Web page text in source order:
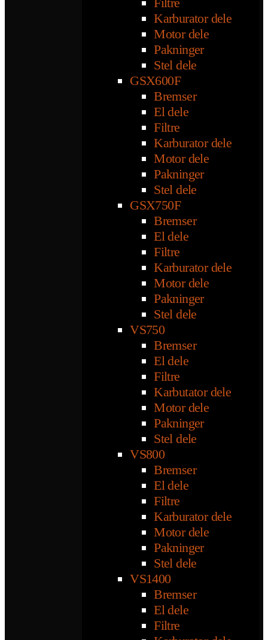
Karburator dele
Motor dele
Pakninger
Stel dele
GSX600F
Bremser
El dele
Filtre
Karburator dele
Motor dele
Pakninger
Stel dele
GSX750F
Bremser
El dele
Filtre
Karburator dele
Motor dele
Pakninger
Stel dele
VS750
Bremser
El dele
Filtre
Karbutator dele
Motor dele
Pakninger
Stel dele
VS800
Bremser
El dele
Filtre
Karburator dele
Motor dele
Pakninger
Stel dele
VS1400
Bremser
El dele
Filtre